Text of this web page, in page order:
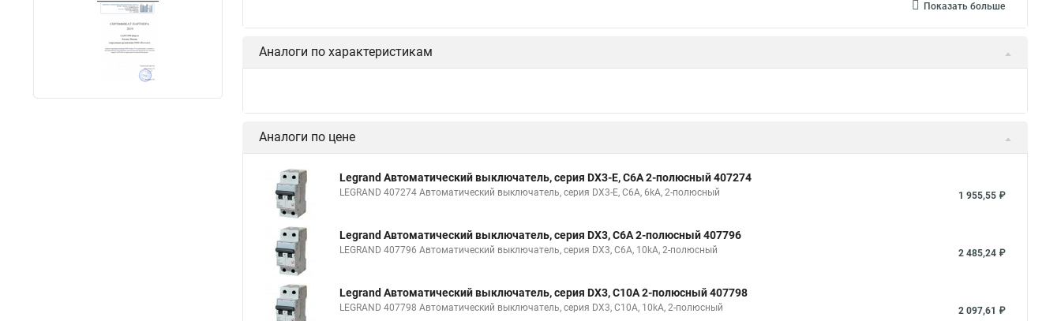
Показать больше
Аналоги по характеристикам
Аналоги по цене
Legrand Автоматический выключатель, серия DX3-E, С6A 2-полюсный 407274
LEGRAND 407274 Автоматический выключатель, серия DX3-E, С6A, 6kA, 2-полюсный 1 955,55 ₽
Legrand Автоматический выключатель, серия DX3, С6A 2-полюсный 407796
LEGRAND 407796 Автоматический выключатель, серия DX3, С6A, 10kA, 2-полюсный 2 485,24 ₽
Legrand Автоматический выключатель, серия DX3, С10A 2-полюсный 407798
LEGRAND 407798 Автоматический выключатель, серия DX3, С10A, 10kA, 2-полюсный 2 097,61 ₽